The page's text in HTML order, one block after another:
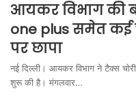
आयकर विभाग की
one plus समेत कई
पर छापा
नई दिल्ली। आयकर विभाग ने टैक्स चोरी
शुरू की है। मंगलवार…